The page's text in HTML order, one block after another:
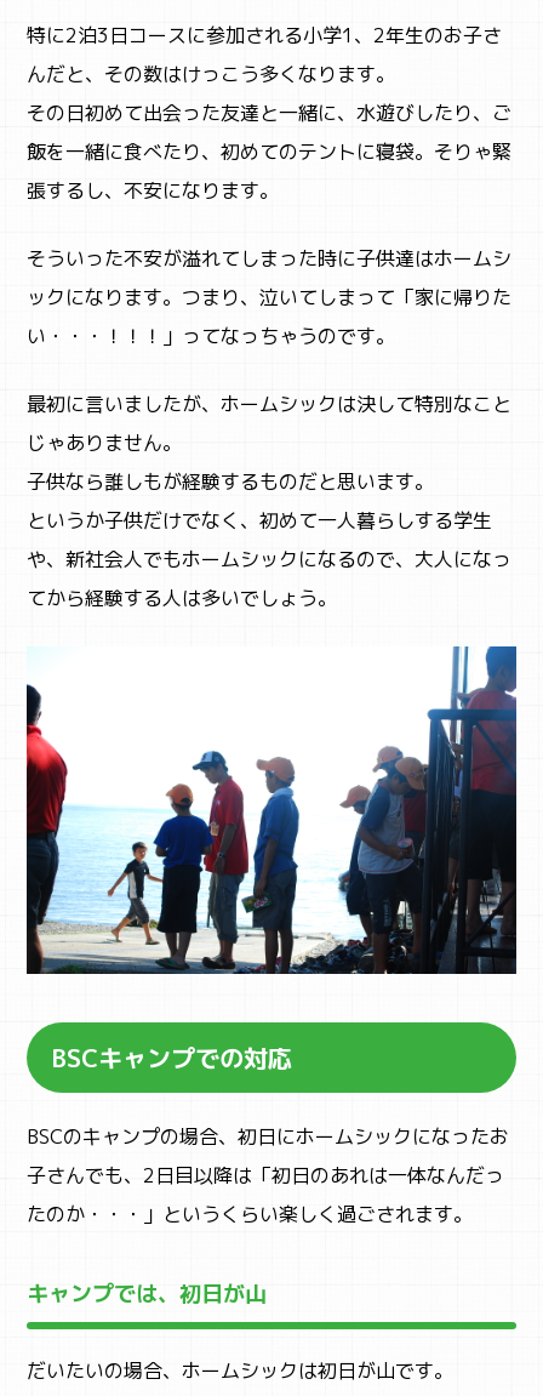
特に2泊3日コースに参加される小学1、2年生のお子さ
んだと、その数はけっこう多くなります。
その日初めて出会った友達と一緒に、水遊びしたり、ご
飯を一緒に食べたり、初めてのテントに寝袋。そりゃ緊
張するし、不安になります。
そういった不安が溢れてしまった時に子供達はホームシ
ックになります。つまり、泣いてしまって「家に帰りた
い・・・！！！」ってなっちゃうのです。
最初に言いましたが、ホームシックは決して特別なこと
じゃありません。
子供なら誰しもが経験するものだと思います。
というか子供だけでなく、初めて一人暮らしする学生
や、新社会人でもホームシックになるので、大人になっ
てから経験する人は多いでしょう。
BSCキャンプでの対応
BSCのキャンプの場合、初日にホームシックになったお
子さんでも、2日目以降は「初日のあれは一体なんだっ
たのか・・・」というくらい楽しく過ごされます。
キャンプでは、初日が山
だいたいの場合、ホームシックは初日が山です。